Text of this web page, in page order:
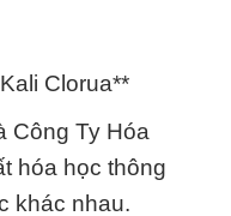
Clorua**
Công Ty Hóa
hóa học thông
khác nhau.